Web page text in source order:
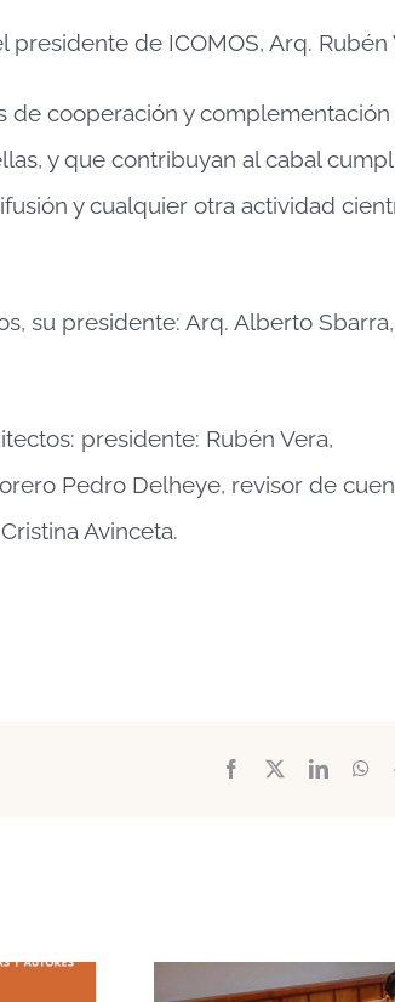
de ICOMOS, Arq. Rubén
de cooperación y
y que contribuyan al cabal
y cualquier otra actividad
su presidente: Arq. Alberto Sbarra,
presidente: Rubén Vera,
Pedro Delheye, revisor de
Avinceta.